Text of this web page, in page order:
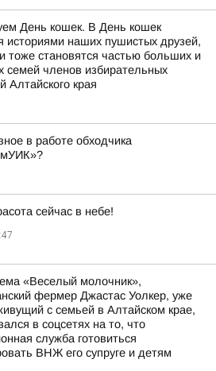
День кошек. В День кошек
историями наших пушистых друзей,
тоже становятся частью больших и
семей членов избирательных
Алтайского края
в работе обходчика
сейчас в небе!
«Веселый молочник»,
фермер Джастас Уолкер, уже
с семьей в Алтайском крае,
в соцсетях на то, что
служба готовиться
ВНЖ его супруге и детям